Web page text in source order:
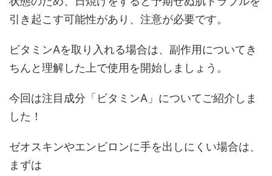
引き起こす可能性があり、注意が必要です。
ビタミンAを取り入れる場合は、副作用についてき
ちんと理解した上で使用を開始しましょう。
今回は注目成分「ビタミンA」についてご紹介しま
した！
ゼオスキンやエンビロンに手を出しにくい場合は、
まずは